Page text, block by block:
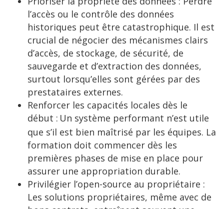
l’accès ou le contrôle des données
historiques peut être catastrophique. Il est
crucial de négocier des mécanismes clairs
d’accès, de stockage, de sécurité, de
sauvegarde et d’extraction des données,
surtout lorsqu’elles sont gérées par des
prestataires externes.
Renforcer les capacités locales dès le
début : Un système performant n’est utile
que s’il est bien maîtrisé par les équipes. La
formation doit commencer dès les
premières phases de mise en place pour
assurer une appropriation durable.
Privilégier l’open-source au propriétaire :
Les solutions propriétaires, même avec de